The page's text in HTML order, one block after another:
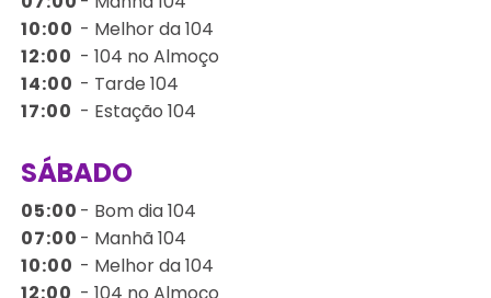
10:00 - Melhor da 104
12:00 -104 no Almoço
14:00 - Tarde 104
17:00 - Estação 104
SÁBADO
05:00 - Bom dia 104
07:00 - Manhã 104
10:00 - Melhor da 104